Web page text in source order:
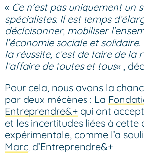
« Ce n’est pas uniquement un
spécialistes. Il est temps
décloisonner, mobiliser
l’économie sociale et
la réussite, c’est de faire de la
l’affaire de toutes et tous« ,
Pour cela, nous avons la
par deux mécènes : La
Entreprendre&+ qui ont
et les incertitudes liées à cette
expérimentale, comme l’a
Marc, d’Entreprendre&+